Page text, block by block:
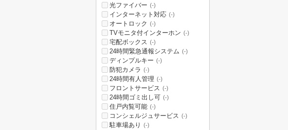
光ファイバー (-)
インターネット対応 (-)
オートロック (-)
TVモニタ付インターホン (-)
宅配ボックス (-)
24時間緊急通報システム (-)
ディンプルキー (-)
防犯カメラ (-)
24時間有人管理 (-)
フロントサービス (-)
24時間ゴミ出し可 (-)
住戸内覧可能 (-)
コンシェルジュサービス (-)
駐車場あり (-)